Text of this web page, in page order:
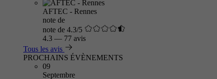
AFTEC - Rennes
note de
note de 4.3/5
4.3 — 77 avis
Tous les avis
PROCHAINS ÉVÈNEMENTS
09
Septembre